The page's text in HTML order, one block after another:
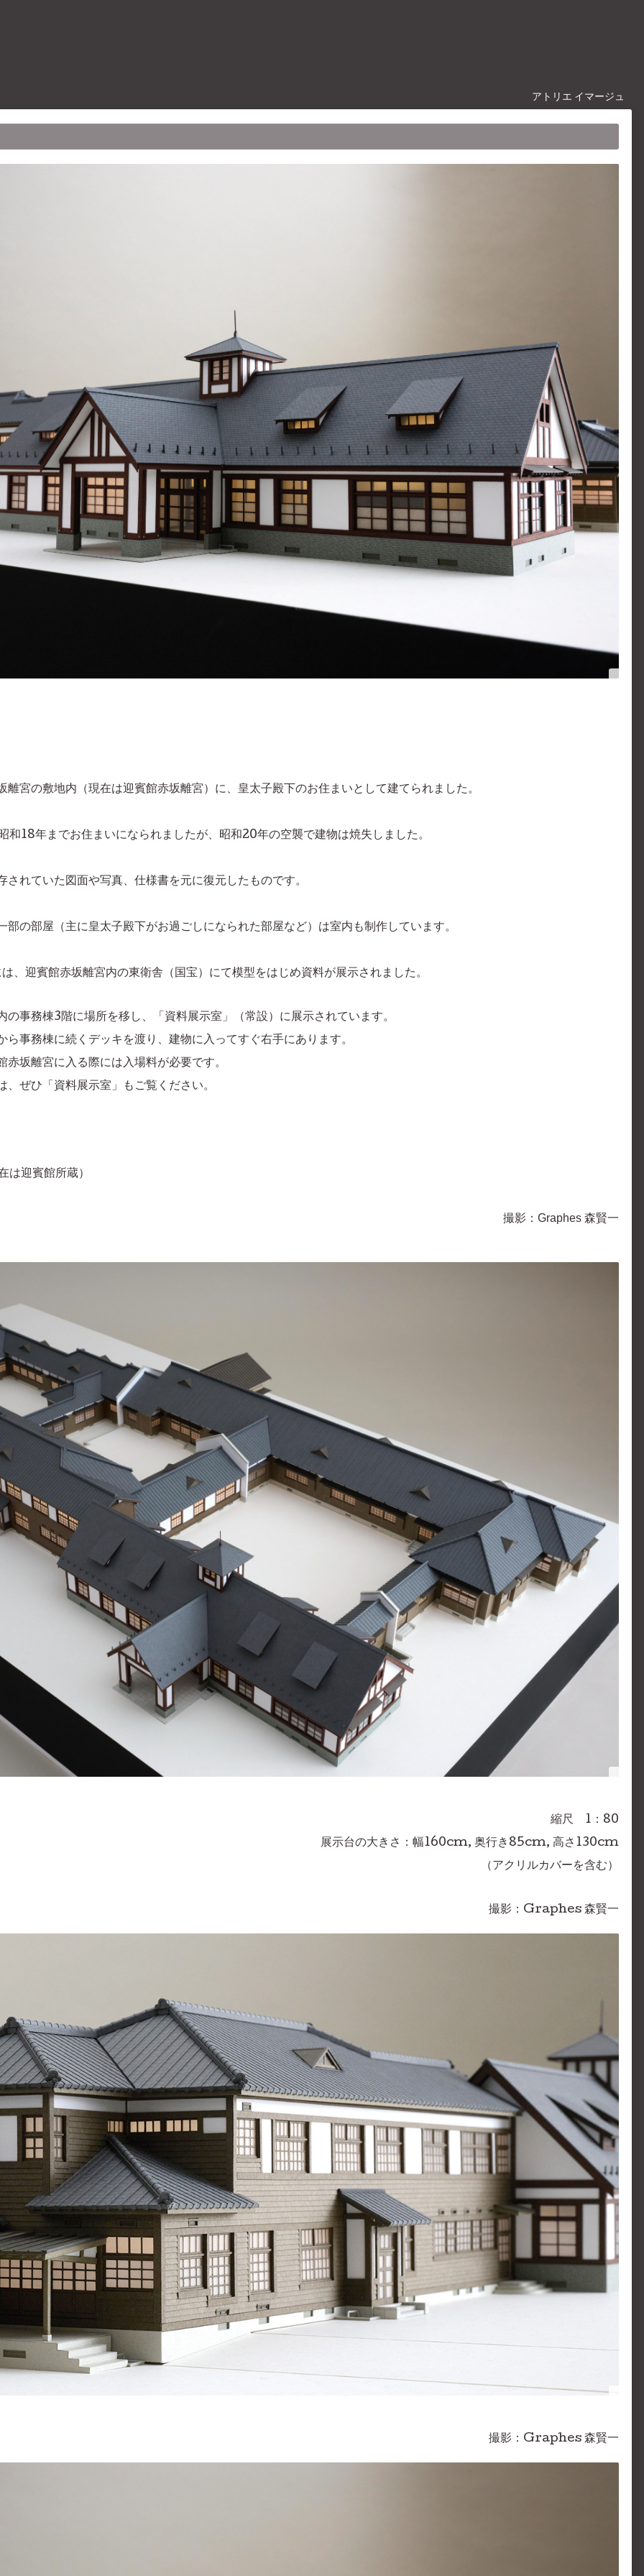
アトリエ イマージュ
離宮の敷地内（現在は迎賓館赤坂離宮）に、皇太子殿下のお住まいとして建てられました。
和18年までお住まいになられましたが、 昭和20年の空襲で建物は焼失しました。
されていた図面や写真、仕様書を元に復元したものです。
部の部屋（主に皇太子殿下がお過ごしになられた部屋など）は室内も制作しています。
迎賓館赤坂離宮内の東衛舎（国宝） にて模型をはじめ資料が展示されました。
の事務棟3階に場所を移し、「資料展示室」（常設）に展示されています。
ら事務棟に続くデッキを渡り、建物に入ってすぐ右手にあります。
坂離宮に入る際には入場料が必要です。
ぜひ「資料展示室」もご覧ください。
現在は迎賓館所蔵）
撮影：Graphes 森賢一
縮尺 1：80
展示台の大きさ：幅160cm, 奥行き85cm, 高さ130cm
（アクリルカバーを含む）
撮影：Graphes 森賢一
撮影：Graphes 森賢一